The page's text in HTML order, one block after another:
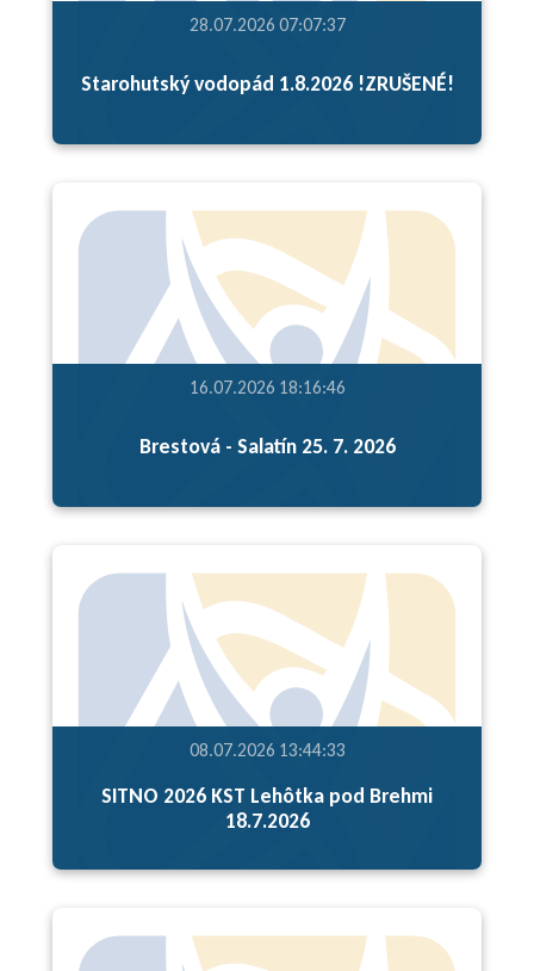
28.07.2026 07:07:37
Starohutský vodopád 1.8.2026 !ZRUŠENÉ!
16.07.2026 18:16:46
Brestová - Salatín 25. 7. 2026
08.07.2026 13:44:33
SITNO 2026 KST Lehôtka pod Brehmi
18.7.2026